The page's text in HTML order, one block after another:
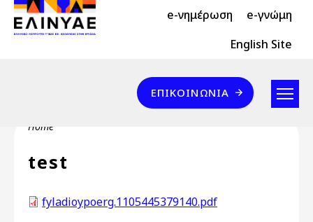
Skip to main content
Header Top 2 e-νημέρωση e-γνώμη
Header Top English Site
Επικοινωνία
ΕΠΙΚΟΙΝΩΝΊΑ
Breadcrumb
Home
test
fyladioypoerg.1105445379140.pdf